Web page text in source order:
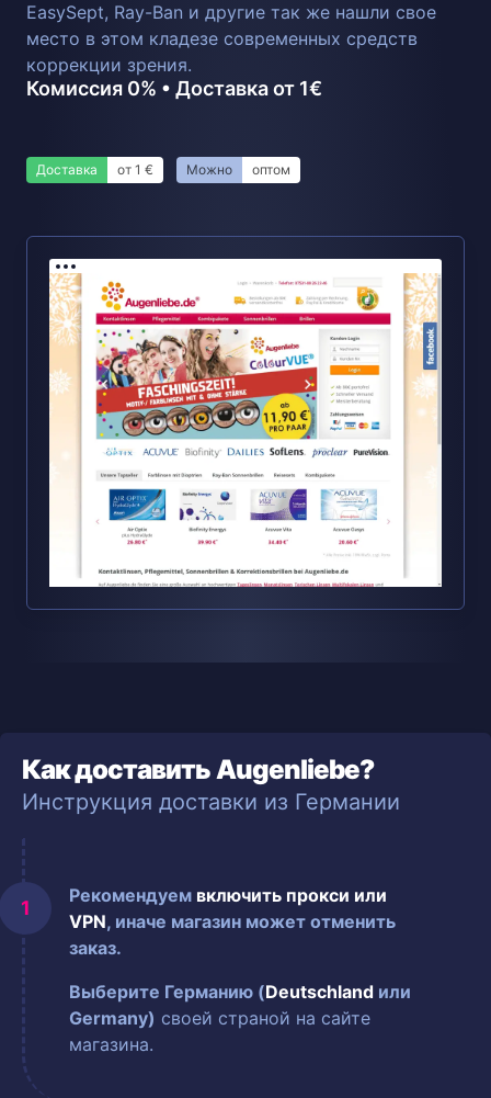
EasySept, Ray-Ban и другие так же нашли свое
место в этом кладезе современных средств
коррекции зрения.
Комиссия 0% • Доставка от 1€
Доставка от 1 € Можно оптом
Как доставить Augenliebe?
Инструкция доставки из Германии
Рекомендуем включить прокси или
VPN, иначе магазин может отменить
заказ.
Выберите Германию (Deutschland или
Germany) своей страной на сайте
магазина.